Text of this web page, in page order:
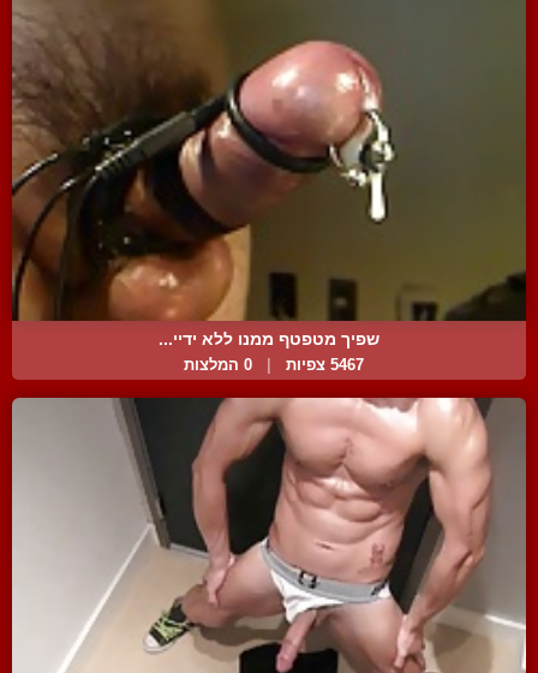
שפיך מטפטף ממנו ללא ידיי...
5467 צפיות 0 המלצות